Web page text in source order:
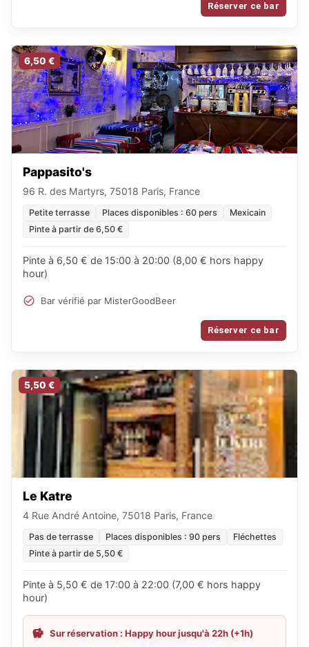
Réserver ce bar
6,50 €
Pappasito's
96 R. des Martyrs, 75018 Paris, France
Petite terrasse Places disponibles : 60 pers
Mexicain
Pinte à partir de 6,50 €
Pinte à 6,50 € de 15:00 à 20:00 (8,00 € hors happy
hour)
Bar vérifié par MisterGoodBeer
Réserver ce bar
5,50 €
Le Katre
4 Rue André Antoine, 75018 Paris, France
Pas de terrasse Places disponibles : 90 pers
Fléchettes
Pinte à partir de 5,50 €
Pinte à 5,50 € de 17:00 à 22:00 (7,00 € hors happy
hour)
Sur réservation : Happy hour jusqu'à 22h (+1h)